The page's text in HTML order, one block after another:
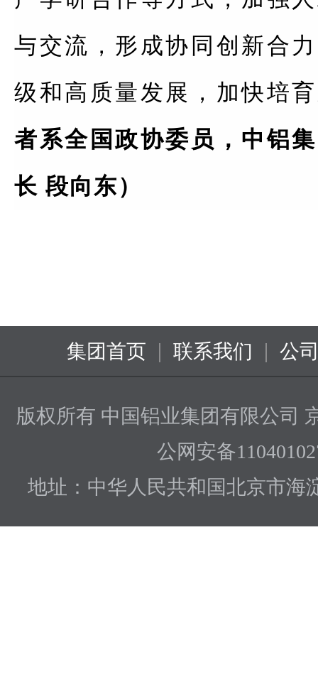
与交流，形成协同创新合
级和高质量发展，加快培
者系全国政协委员，中铝
长 段向东）
集团首页 | 联系我们 | 公
版权所有 中国铝业集团有限公司
公网安备
地址：中华人民共和国北京市海